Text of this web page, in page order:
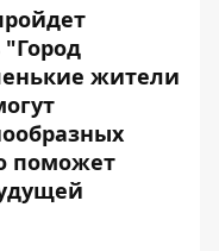
жители
поможет